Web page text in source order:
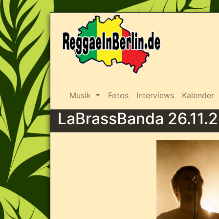
Musik Fotos Interviews Kalender
LaBrassBanda